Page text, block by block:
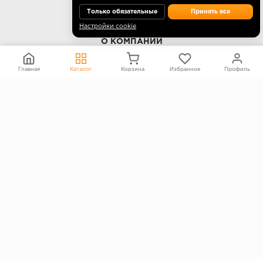
О КОМПАНИИ
Контакты
Только обязательные Принять все
Настройки cookie
Главная Каталог Корзина Избранное Профиль